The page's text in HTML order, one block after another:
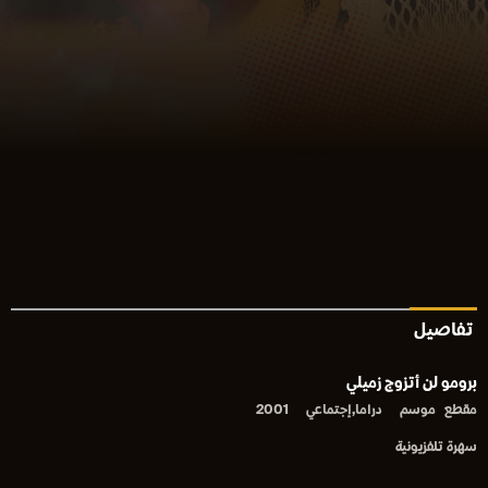
تفاصيل
برومو لن أتزوج زميلي
مقطع موسم دراما,إجتماعي 2001
سهرة تلفزيونية